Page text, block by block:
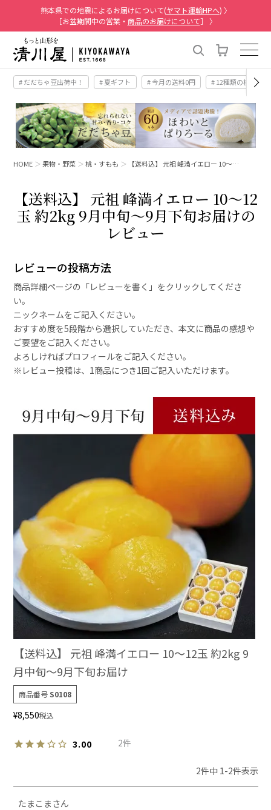
熊本県での地震によるお届けについて(ヤマト運輸HPへ) 〉
［お盆期間中の営業・ 商品のお届けについて］ 〉
# だだちゃ豆出荷中！ # 夏ギフト # 今月の送料0円 # 12種類の桃
HOME 果物・野菜 桃・すもも 【送料込】 元祖 峰満イエロー 10～…
【送料込】 元祖 峰満イエロー 10～12
玉 約2kg 9月中旬～9月下旬お届けの
レビュー
レビューの投稿方法
商品詳細ページの「レビューを書く」をクリックしてくださ
い。
ニックネームをご記入ください。
おすすめ度を5段階から選択していただき、本文に商品の感想や
ご要望をご記入ください。
よろしければプロフィールをご記入ください。
※レビュー投稿は、1商品につき1回ご記入いただけます。
【送料込】 元祖 峰満イエロー 10～12玉 約2kg 9
月中旬～9月下旬お届け
商品番号 S0108
¥8,550税込
3.00 2
2件中 1 -2件表示
たまこま